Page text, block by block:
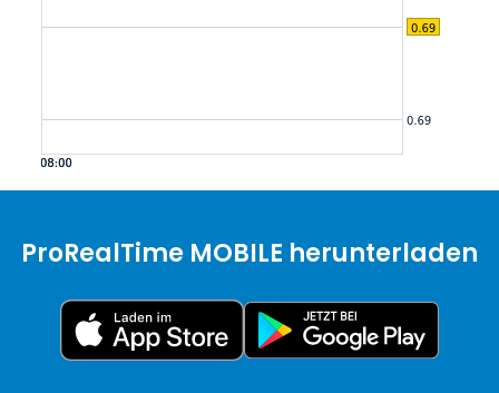
ProRealTime MOBILE herunterladen